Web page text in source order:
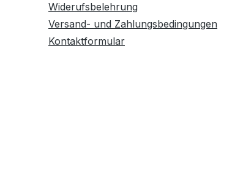
Widerufsbelehrung
Versand- und Zahlungsbedingungen
Kontaktformular